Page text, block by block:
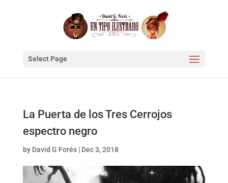
Select Page
La Puerta de los Tres Cerrojos
espectro negro
by David G Forés| Dec 3, 2018